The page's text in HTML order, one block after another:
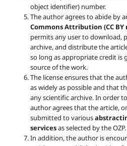
object identifier) number.
The author agrees to abide by
Commons Attribution (CC BY
permits any user to download,
archive, and distribute the
so long as appropriate credit is
source of the work.
The license ensures that the
as widely as possible and that
any scientific archive. In order
author agrees that the article,
submitted to various
servicesas selected by the OZP.
In addition, the author is